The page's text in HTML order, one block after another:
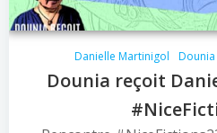
Danielle Martinigol
Dounia reçoit